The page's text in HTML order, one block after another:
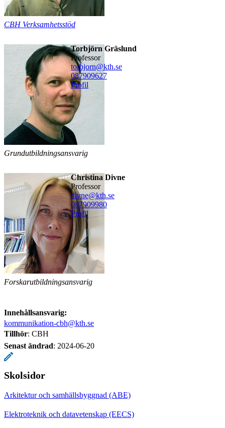
CBH Verksamhetsstöd
Torbjörn Gräslund
professor
torbjorn@kth.se
087909627
Profil
Grundutbildningsansvarig
Christina Divne
professor
divne@kth.se
087909980
Profil
Forskarutbildningsansvarig
Innehållsansvarig:
kommunikation-cbh@kth.se
Tillhör: CBH
Senast ändrad: 2024-06-20
Skolsidor
Arkitektur och samhällsbyggnad (ABE)
Elektroteknik och datavetenskap (EECS)